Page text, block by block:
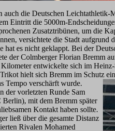
die Deutschen Leichtathletik-
Eintritt die 5000m-
Zusatztribünen, um die
versichtete die Stadt aufgrund
hat es nicht geklappt. Bei der
der Colmberger Florian Bremm
entwickelte sich im
hielt sich Bremm im Schutz
s Tempo verschärft wurde.
der vorletzten Runde Sam
Berlin), mit dem Bremm später
Kontakt haben sollte.
ließ über die gesamte Distanz
Rivalen Mohamed